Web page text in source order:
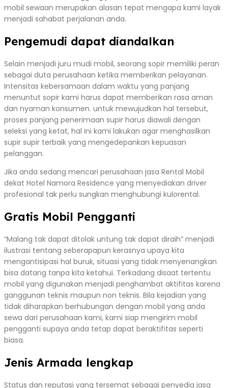
mobil sewaan merupakan alasan tepat mengapa kami layak
menjadi sahabat perjalanan anda.
Pengemudi dapat diandalkan
Selain menjadi juru mudi mobil, seorang sopir memiliki peran
sebagai duta perusahaan ketika memberikan pelayanan.
Intensitas kebersamaan dalam waktu yang panjang
menuntut sopir kami harus dapat memberikan rasa aman
dan nyaman konsumen. untuk mewujudkan hal tersebut,
proses panjang penerimaan supir harus diawali dengan
seleksi yang ketat, hal ini kami lakukan agar menghasilkan
supir supir terbaik yang mengedepankan kepuasan
pelanggan.
Jika anda sedang mencari perusahaan jasa Rental Mobil
dekat Hotel Namora Residence yang menyediakan driver
profesional tak perlu sungkan menghubungi kulorental.
Gratis Mobil Pengganti
“Malang tak dapat ditolak untung tak dapat diraih” menjadi
ilustrasi tentang seberapapun kerasnya upaya kita
mengantisipasi hal buruk, situasi yang tidak menyenangkan
bisa datang tanpa kita ketahui. Terkadang disaat tertentu
mobil yang digunakan menjadi penghambat aktifitas karena
ganggunan teknis maupun non teknis. Bila kejadian yang
tidak diharapkan berhubungan dengan mobil yang anda
sewa dari perusahaan kami, kami siap mengirim mobil
pengganti supaya anda tetap dapat beraktifitas seperti
biasa.
Jenis Armada lengkap
Status dan reputasi yang tersemat sebagai penyedia jasa